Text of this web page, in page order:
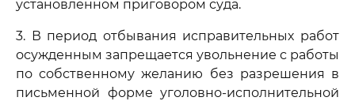
установленном приговором суда.
3. В период отбывания исправительных работ
осужденным запрещается увольнение с работы
по собственному желанию без разрешения в
письменной форме уголовно-исполнительной